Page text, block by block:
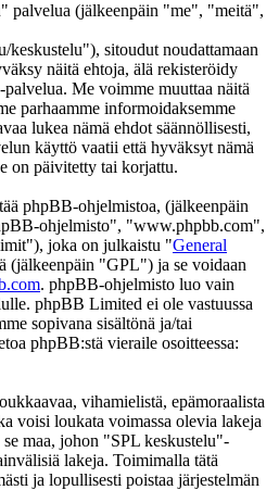
palvelua (jälkeenpäin "me", "meitä",
sitoudut noudattamaan
näitä ehtoja, älä rekisteröidy
Me voimme muuttaa näitä
parhaamme informoidaksemme
lukea nämä ehdot säännöllisesti,
käyttö vaatii että hyväksyt nämä
on päivitetty tai korjattu.
phpBB-ohjelmistoa, (jälkeenpäin
ohjelmisto", "www.phpbb.com",
joka on julkaistu "General
(jälkeenpäin "GPL") ja se voidaan
. phpBB-ohjelmisto luo vain
phpBB Limited ei ole vastuussa
sopivana sisältönä ja/tai
phpBB:stä vieraile osoitteessa:
vihamielistä, epämoraalista
voisi loukata voimassa olevia lakeja
se maa, johon "SPL keskustelu"-
lakeja. Toimimalla tätä
ja lopullisesti poistaa järjestelmän